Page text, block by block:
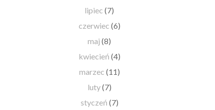
lipiec(7)
czerwiec (6)
maj(8)
kwiecień (4)
marzec (11)
luty(7)
styczeń (7)